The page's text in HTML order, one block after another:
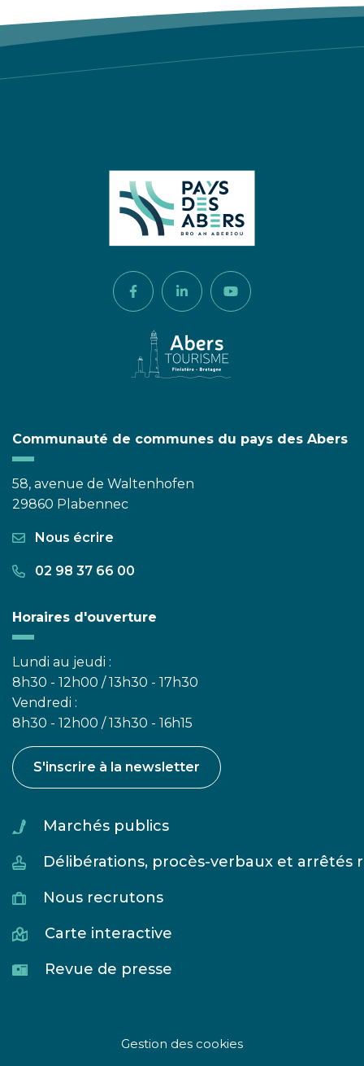
Lien vers le compte Facebook
Lien vers le compte
Lien vers la chaîne
Communauté de communes du pays des Abers
58, avenue de Waltenhofen
29860 Plabennec
Nous écrire
02 98 37 66 00
Horaires d'ouverture
Lundi au jeudi :
8h30 - 12h00 / 13h30 - 17h30
Vendredi :
8h30 - 12h00 / 13h30 - 16h15
S'inscrire à la newsletter
Marchés publics
Délibérations, procès-verbaux et arrêtés
Nous recrutons
Carte interactive
Revue de presse
Gestion des cookies